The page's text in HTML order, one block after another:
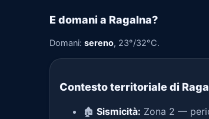
E domani a Ragalna?
Domani: sereno, 23°/32°C.
Contesto territoriale di
🏚️ Sismicità: Zona 2 —